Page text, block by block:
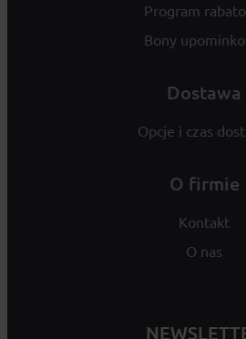
Program
Bony
Dostawa
Opcje i czas
O firmie
Kontakt
O nas